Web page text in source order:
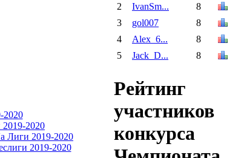
2
IvanSm...
8
3
gol007
8
4
Alex_6...
8
5
Jack_D... 8
Рейтинг
участников
конкурса